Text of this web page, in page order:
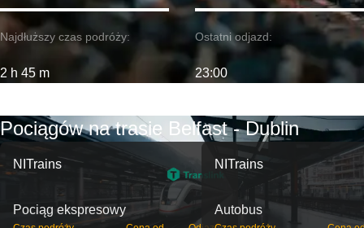
Najdłuższy czas podróży:
2 h 45 m
Ostatni odjazd:
23:00
Pociągów na trasie Belfast - Dublin
NITrains
Pociąg ekspresowy
NITrains
Autobus